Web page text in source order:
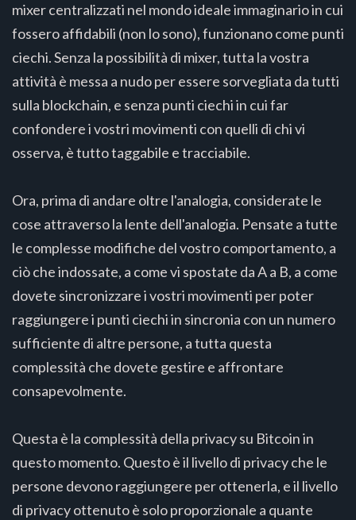
mixer centralizzati nel mondo ideale immaginario in cui
fossero affidabili (non lo sono), funzionano come punti
ciechi. Senza la possibilità di mixer, tutta la vostra
attività è messa a nudo per essere sorvegliata da tutti
sulla blockchain, e senza punti ciechi in cui far
confondere i vostri movimenti con quelli di chi vi
osserva, è tutto taggabile e tracciabile.
Ora, prima di andare oltre l'analogia, considerate le
cose attraverso la lente dell'analogia. Pensate a tutte
le complesse modifiche del vostro comportamento, a
ciò che indossate, a come vi spostate da A a B, a come
dovete sincronizzare i vostri movimenti per poter
raggiungere i punti ciechi in sincronia con un numero
sufficiente di altre persone, a tutta questa
complessità che dovete gestire e affrontare
consapevolmente.
Questa è la complessità della privacy su Bitcoin in
questo momento. Questo è il livello di privacy che le
persone devono raggiungere per ottenerla, e il livello
di privacy ottenuto è solo proporzionale a quante